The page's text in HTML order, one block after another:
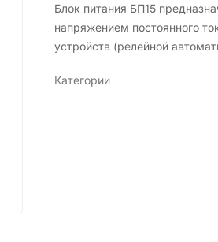
Блок питания БП15
напряжением постоянного
устройств (релейной
Категории